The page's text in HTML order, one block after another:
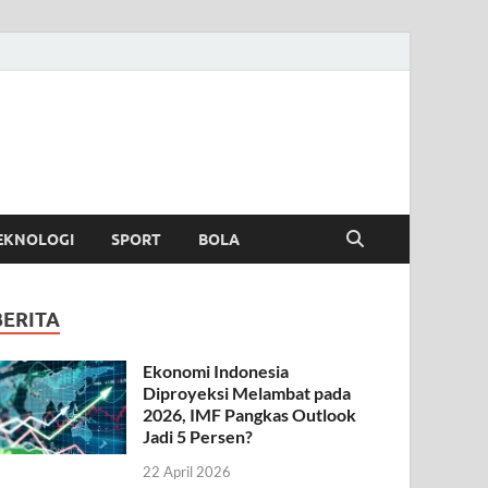
SPORT BOLA
Ekonomi Indonesia
Diproyeksi Melambat pada
2026, IMF Pangkas Outlook
Jadi 5 Persen?
22 April 2026